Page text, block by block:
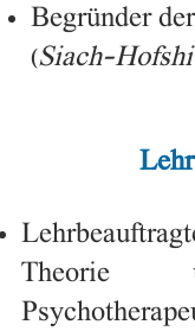
Begründer
(Siach-Hofshi